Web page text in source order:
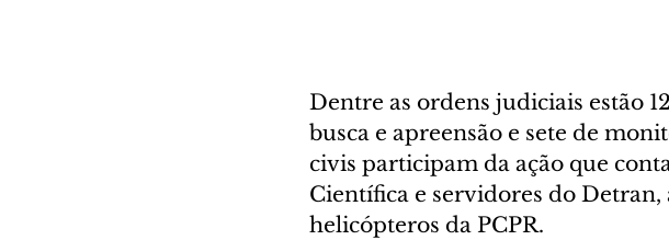
Dentre as ordens judiciais estão
busca e apreensão e sete de
civis participam da ação que
Científica e servidores do
helicópteros da PCPR.